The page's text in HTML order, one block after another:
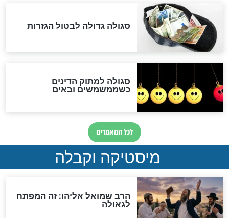
לכל המאמרים
אחרית הימים
האם אפשר לחשב את הקץ?
מה יהיה בימות המשיח?